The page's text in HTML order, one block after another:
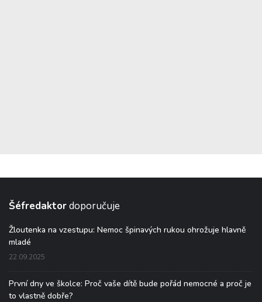
Šéfredaktordoporučuje
Žloutenka na vzestupu: Nemoc špinavých rukou ohrožuje hlavně
mladé
22.09.2025
První dny ve školce: Proč vaše dítě bude pořád nemocné a proč je
to vlastně dobře?